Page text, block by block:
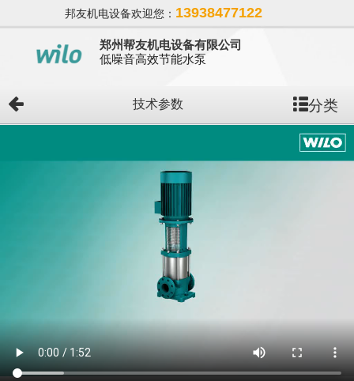
邦友机电设备欢迎您： 13938477122
郑州帮友机电设备有限公司
低噪音高效节能水泵
技术参数 分类